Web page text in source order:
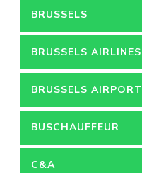
BRUSSELS
BRUSSELS AIRLINES
BRUSSELS AIRPORT
BUSCHAUFFEUR
C&A